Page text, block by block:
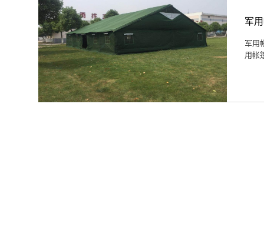
军
军用
用帐